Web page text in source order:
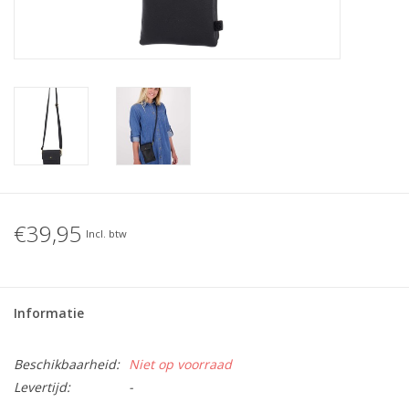
€39,95 Incl. btw
Informatie
Beschikbaarheid: Niet op voorraad
Levertijd:
-